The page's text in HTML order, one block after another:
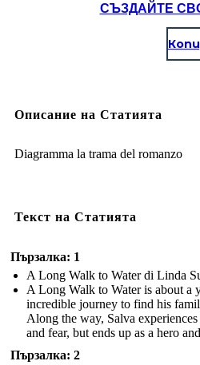
СЪЗДАЙТЕ
Описание на Статията
Diagramma la trama del romanzo
Текст на Статията
Пързалка: 1
A Long Walk to Water di Linda
A Long Walk to Water is about a
incredible journey to find his
Along the way, Salva
and fear, but ends up as a hero
Пързалка: 2